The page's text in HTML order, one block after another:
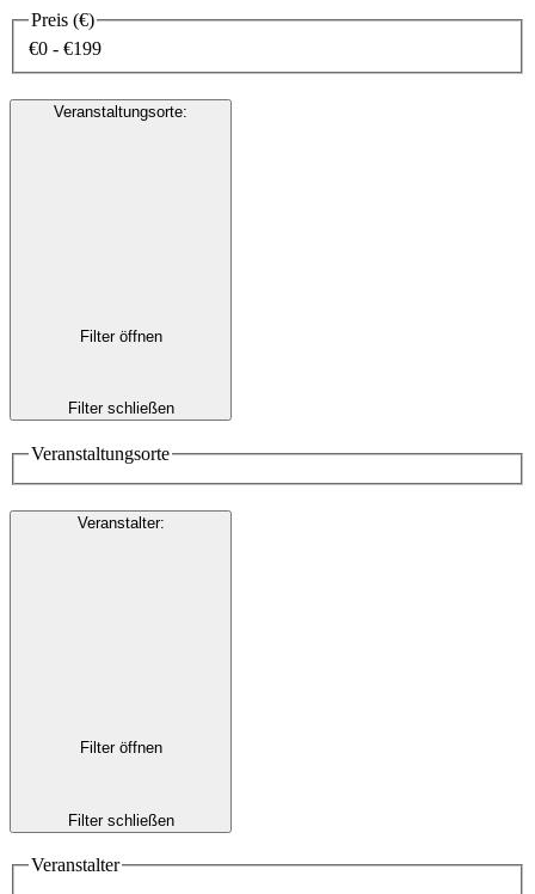
Preis (€)
€0 - €199
Veranstaltungsorte:
Filter öffnen
Filter schließen
Veranstaltungsorte
Veranstalter:
Filter öffnen
Filter schließen
Veranstalter